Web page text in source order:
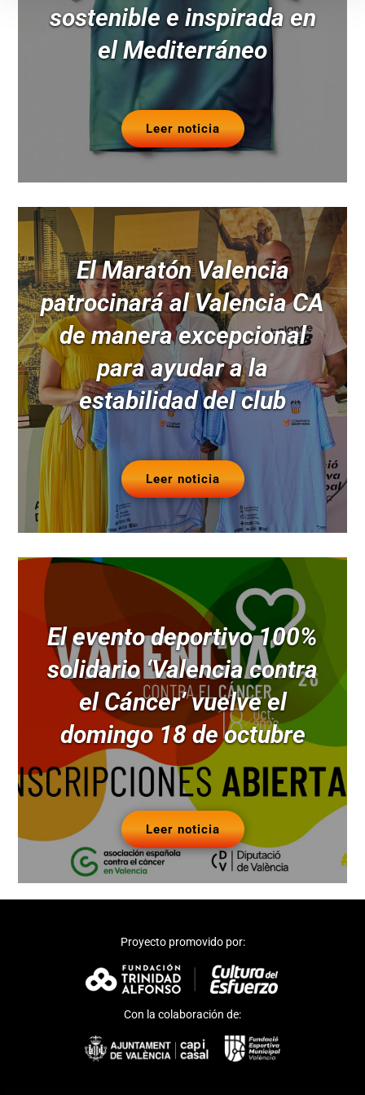
sostenible e inspirada en
el Mediterráneo
Leer noticia
El Maratón Valencia
patrocinará al Valencia CA
de manera excepcional
para ayudar a la
estabilidad del club
Leer noticia
El evento deportivo 100%
solidario ‘Valencia contra
el Cáncer’ vuelve el
domingo 18 de octubre
Leer noticia
Proyecto promovido por:
Con la colaboración de: